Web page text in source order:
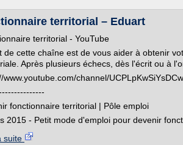
territorial – Eduart
territorial - YouTube
de cette chaîne est de vous aider à obtenir
Après plusieurs échecs, dès l'écrit ou à
www.youtube.com/channel/
fonctionnaire territorial | Pôle emploi
2015 - Petit mode d'emploi pour devenir
suite